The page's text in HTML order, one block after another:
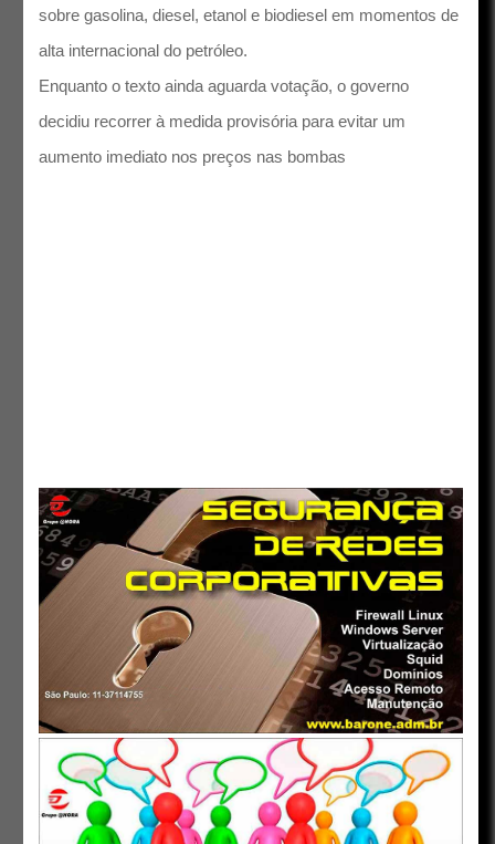
sobre gasolina, diesel, etanol e biodiesel em momentos de
alta internacional do petróleo.
Enquanto o texto ainda aguarda votação, o governo
decidiu recorrer à medida provisória para evitar um
aumento imediato nos preços nas bombas